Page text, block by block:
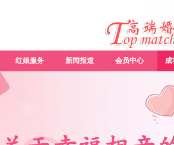
红娘服务 新闻报道 会员中心 成